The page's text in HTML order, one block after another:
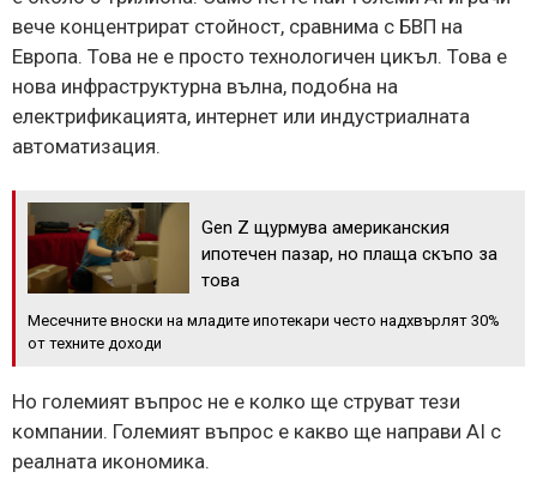
вече концентрират стойност, сравнима с БВП на
Европа. Това не е просто технологичен цикъл. Това е
нова инфраструктурна вълна, подобна на
електрификацията, интернет или индустриалната
автоматизация.
Gen Z щурмува американския
ипотечен пазар, но плаща скъпо за
това
Месечните вноски на младите ипотекари често надхвърлят 30%
от техните доходи
Но големият въпрос не е колко ще струват тези
компании. Големият въпрос е какво ще направи AI с
реалната икономика.